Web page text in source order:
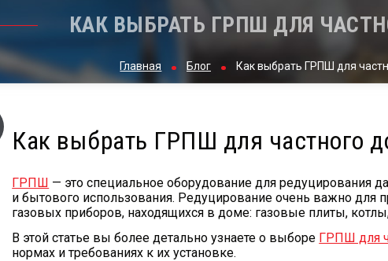
КАК ВЫБРАТЬ ГРПШ ДЛЯ
Главная Блог Как выбрать ГРПШ для
Как выбрать ГРПШ для частного
ГРПШ — это специальное оборудование для редуцирования
и бытового использования. Редуцирование очень важно для
газовых приборов, находящихся в доме: газовые плиты,
В этой статье вы более детально узнаете о выборе ГРПШ для
нормах и требованиях к их установке.